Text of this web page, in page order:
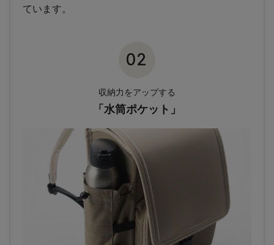
ています。
02
収納力をアップする
「水筒ポケット」